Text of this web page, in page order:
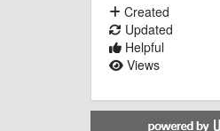
Created
Updated
Helpful
Views